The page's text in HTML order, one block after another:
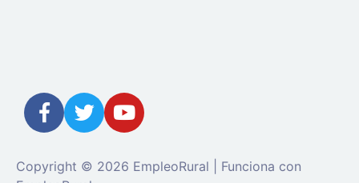
Copyright © 2026 EmpleoRural | Funciona con